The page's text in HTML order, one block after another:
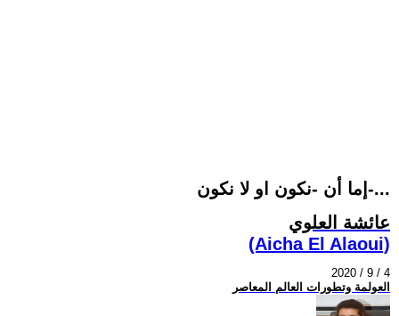
إما أن -نكون او لا نكون-...
عائشة العلوي
(Aicha El Alaoui)
2020 / 9 / 4
العولمة وتطورات العالم المعاصر